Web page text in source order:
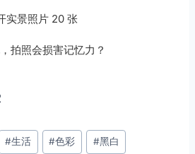
实景照片 20 张
拍照会损害记忆力？
#生活 #色彩 #黑白